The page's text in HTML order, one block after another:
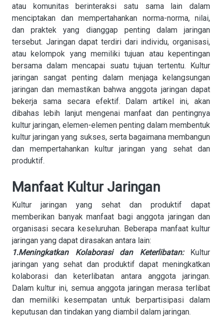
atau komunitas berinteraksi satu sama lain dalam
menciptakan dan mempertahankan norma-norma, nilai,
dan praktek yang dianggap penting dalam jaringan
tersebut. Jaringan dapat terdiri dari individu, organisasi,
atau kelompok yang memiliki tujuan atau kepentingan
bersama dalam mencapai suatu tujuan tertentu. Kultur
jaringan sangat penting dalam menjaga kelangsungan
jaringan dan memastikan bahwa anggota jaringan dapat
bekerja sama secara efektif. Dalam artikel ini, akan
dibahas lebih lanjut mengenai manfaat dan pentingnya
kultur jaringan, elemen-elemen penting dalam membentuk
kultur jaringan yang sukses, serta bagaimana membangun
dan mempertahankan kultur jaringan yang sehat dan
produktif.
Manfaat Kultur Jaringan
Kultur jaringan yang sehat dan produktif dapat
memberikan banyak manfaat bagi anggota jaringan dan
organisasi secara keseluruhan. Beberapa manfaat kultur
jaringan yang dapat dirasakan antara lain:
1.Meningkatkan Kolaborasi dan Keterlibatan:Kultur
jaringan yang sehat dan produktif dapat meningkatkan
kolaborasi dan keterlibatan antara anggota jaringan.
Dalam kultur ini, semua anggota jaringan merasa terlibat
dan memiliki kesempatan untuk berpartisipasi dalam
keputusan dan tindakan yang diambil dalam jaringan.